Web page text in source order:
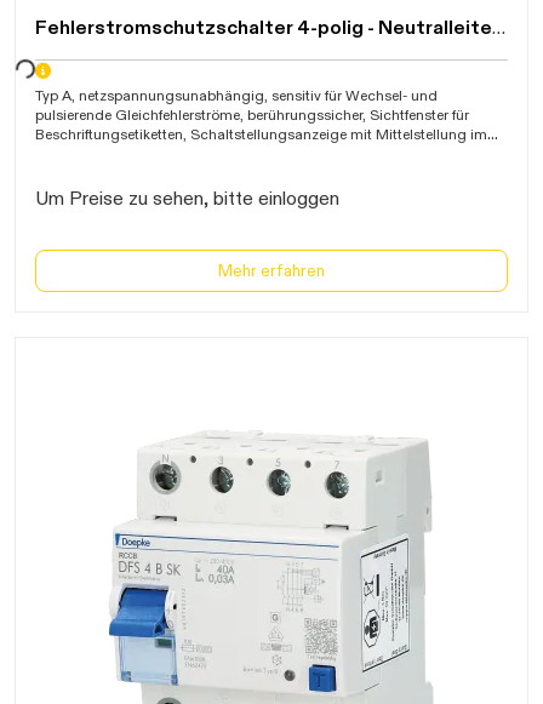
Fehlerstromschutzschalter 4-polig - Neutralleiterklemme links
Typ A, netzspannungsunabhängig, sensitiv für Wechsel- und
pulsierende Gleichfehlerströme, berührungssicher, Sichtfenster für
Beschriftungsetiketten, Schaltstellungsanzeige mit Mittelstellung im
Bauhöhe 85mm, IP20, VDE
Um Preise zu sehen, bitte einloggen
Mehr erfahren